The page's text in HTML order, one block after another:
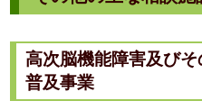
高次脳機能障害及び
普及事業